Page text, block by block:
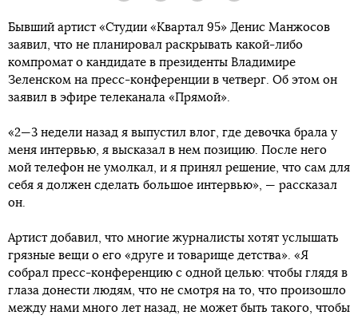
Бывший артист «Студии «Квартал 95» Денис Манжосов
заявил, что не планировал раскрывать какой-либо
компромат о кандидате в президенты Владимире
Зеленском на пресс-конференции в четверг. Об этом он
заявил в эфире телеканала «Прямой».
«2—3 недели назад я выпустил влог, где девочка брала у
меня интервью, я высказал в нем позицию. После него
мой телефон не умолкал, и я принял решение, что сам для
себя я должен сделать большое интервью», — рассказал
он.
Артист добавил, что многие журналисты хотят услышать
грязные вещи о его «друге и товарище детства». «Я
собрал пресс-конференцию с одной целью: чтобы глядя в
глаза донести людям, что не смотря на то, что произошло
между нами много лет назад, не может быть такого, чтобы